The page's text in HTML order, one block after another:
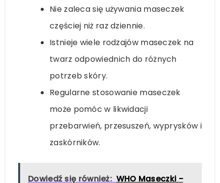
Nie zaleca się używania maseczek
częściej niż raz dziennie.
Istnieje wiele rodzajów maseczek na
twarz odpowiednich do różnych
potrzeb skóry.
Regularne stosowanie maseczek
może pomóc w likwidacji
przebarwień, przesuszeń, wyprysków i
zaskórników.
Dowiedź się również: WHO Maseczki -